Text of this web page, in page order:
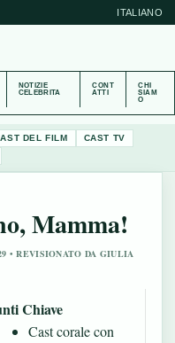
ITALIANO
NOTIZIE
CELEBRITA
CONT
ATTI
CHI
SIAM
O
DEL FILM
CAST TV
Mamma!
• REVISIONATO DA GIULIA
Chiave
Cast corale con